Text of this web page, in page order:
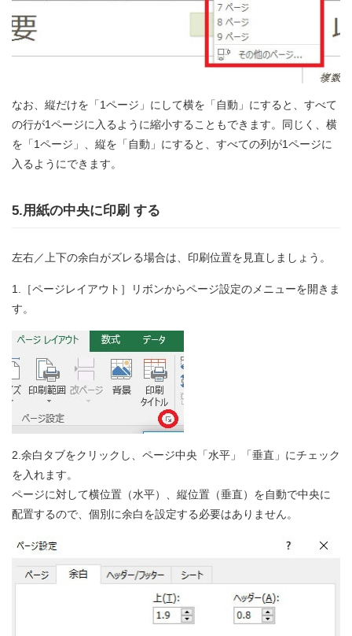
なお、縦だけを「1ページ」にして横を「自動」にすると、すべて
の行が1ページに入るように縮小することもできます。同じく、横
を「1ページ」、縦を「自動」にすると、すべての列が1ページに
入るようにできます。
5.用紙の中央に印刷 する
左右／上下の余白がズレる場合は、印刷位置を見直しましょう。
1.［ページレイアウト］リボンからページ設定のメニューを開きま
す。
2.余白タブをクリックし、ページ中央「水平」「垂直」にチェック
を入れます。
ページに対して横位置（水平）、縦位置（垂直）を自動で中央に
配置するので、個別に余白を設定する必要はありません。